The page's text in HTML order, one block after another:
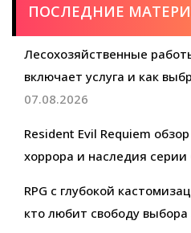
ПОСЛЕДНИЕ
Лесохозяйственные
включает услуга и как
07.08.2026
Resident Evil Requiem
хоррора и наследия серии
RPG с глубокой
кто любит свободу выбора